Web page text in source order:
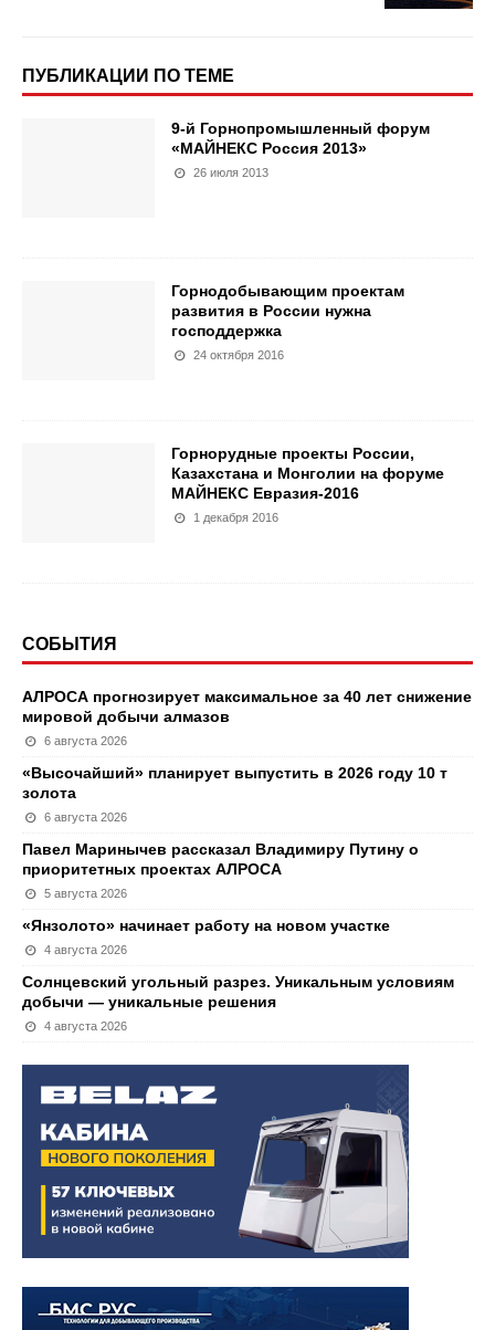
ПУБЛИКАЦИИ ПО ТЕМЕ
9-й Горнопромышленный форум
«МАЙНЕКС Россия 2013»
26 июля 2013
Горнодобывающим проектам
развития в России нужна
господдержка
24 октября 2016
Горнорудные проекты России,
Казахстана и Монголии на форуме
МАЙНЕКС Евразия-2016
1 декабря 2016
СОБЫТИЯ
АЛРОСА прогнозирует максимальное за 40 лет снижение
мировой добычи алмазов
6 августа 2026
«Высочайший» планирует выпустить в 2026 году 10 т
золота
6 августа 2026
Павел Маринычев рассказал Владимиру Путину о
приоритетных проектах АЛРОСА
5 августа 2026
«Янзолото» начинает работу на новом участке
4 августа 2026
Солнцевский угольный разрез. Уникальным условиям
добычи — уникальные решения
4 августа 2026